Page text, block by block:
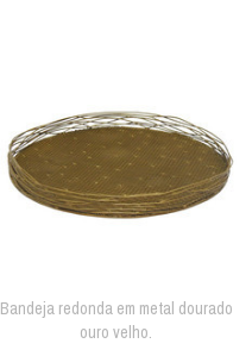
Bandeja redonda em metal dourado
ouro velho.